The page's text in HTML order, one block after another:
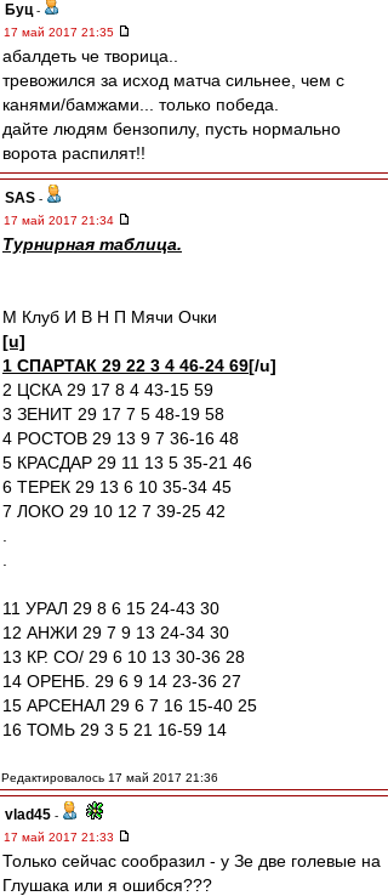
Буц -
17 май 2017 21:35
абалдеть че творица..
тревожился за исход матча сильнее, чем с
канями/бамжами... только победа.
дайте людям бензопилу, пусть нормально
ворота распилят!!
SAS -
17 май 2017 21:34
Турнирная таблица.
М Клуб И В Н П Мячи Очки
[u]
1 СПАРТАК 29 22 3 4 46-24 69[/u]
2 ЦСКА 29 17 8 4 43-15 59
3 ЗЕНИТ 29 17 7 5 48-19 58
4 РОСТОВ 29 13 9 7 36-16 48
5 КРАСДАР 29 11 13 5 35-21 46
6 ТЕРЕК 29 13 6 10 35-34 45
7 ЛОКО 29 10 12 7 39-25 42
11 УРАЛ 29 8 6 15 24-43 30
12 АНЖИ 29 7 9 13 24-34 30
13 КР. СО/ 29 6 10 13 30-36 28
14 ОРЕНБ. 29 6 9 14 23-36 27
15 АРСЕНАЛ 29 6 7 16 15-40 25
16 ТОМЬ 29 3 5 21 16-59 14
Редактировалось 17 май 2017 21:36
vlad45 -
17 май 2017 21:33
Только сейчас сообразил - у Зе две голевые на
Глушака или я ошибся???